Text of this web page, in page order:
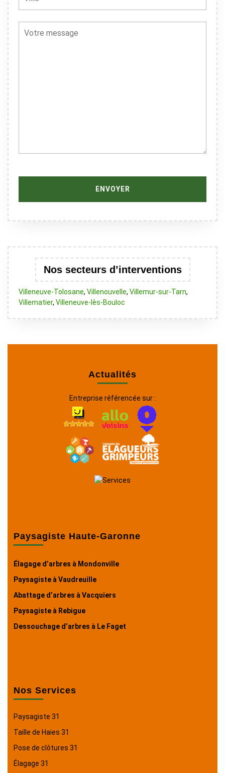
Nos secteurs d’interventions
Villeneuve-Tolosane, Villenouvelle, Villemur-sur-Tarn,
Villematier, Villeneuve-lès-Bouloc
Actualités
Entreprise référencée sur :
Paysagiste Haute-Garonne
Élagage d’arbres à Mondonville
Paysagiste à Vaudreuille
Abattage d’arbres à Vacquiers
Paysagiste à Rebigue
Dessouchage d’arbres à Le Faget
Nos Services
Paysagiste 31
Taille de Haies 31
Pose de clôtures 31
Élagage 31